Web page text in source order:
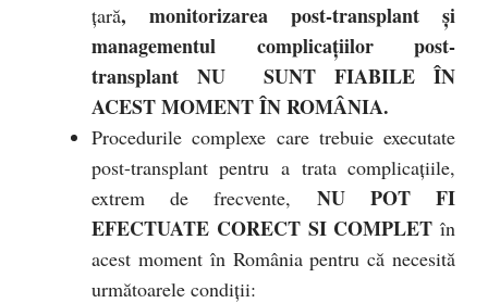
țară, monitorizarea post-transplant şi
managementul complicațiilor post-
transplant
NU SUNT FIABILE ÎN
ACEST MOMENT ÎN ROMÂNIA.
Procedurile complexe care trebuie executate
post-transplant pentru a trata complicațiile,
extrem de frecvente, NU POT FI
EFECTUATE CORECT SI COMPLET în
acest moment în România pentru că necesită
următoarele condiții: